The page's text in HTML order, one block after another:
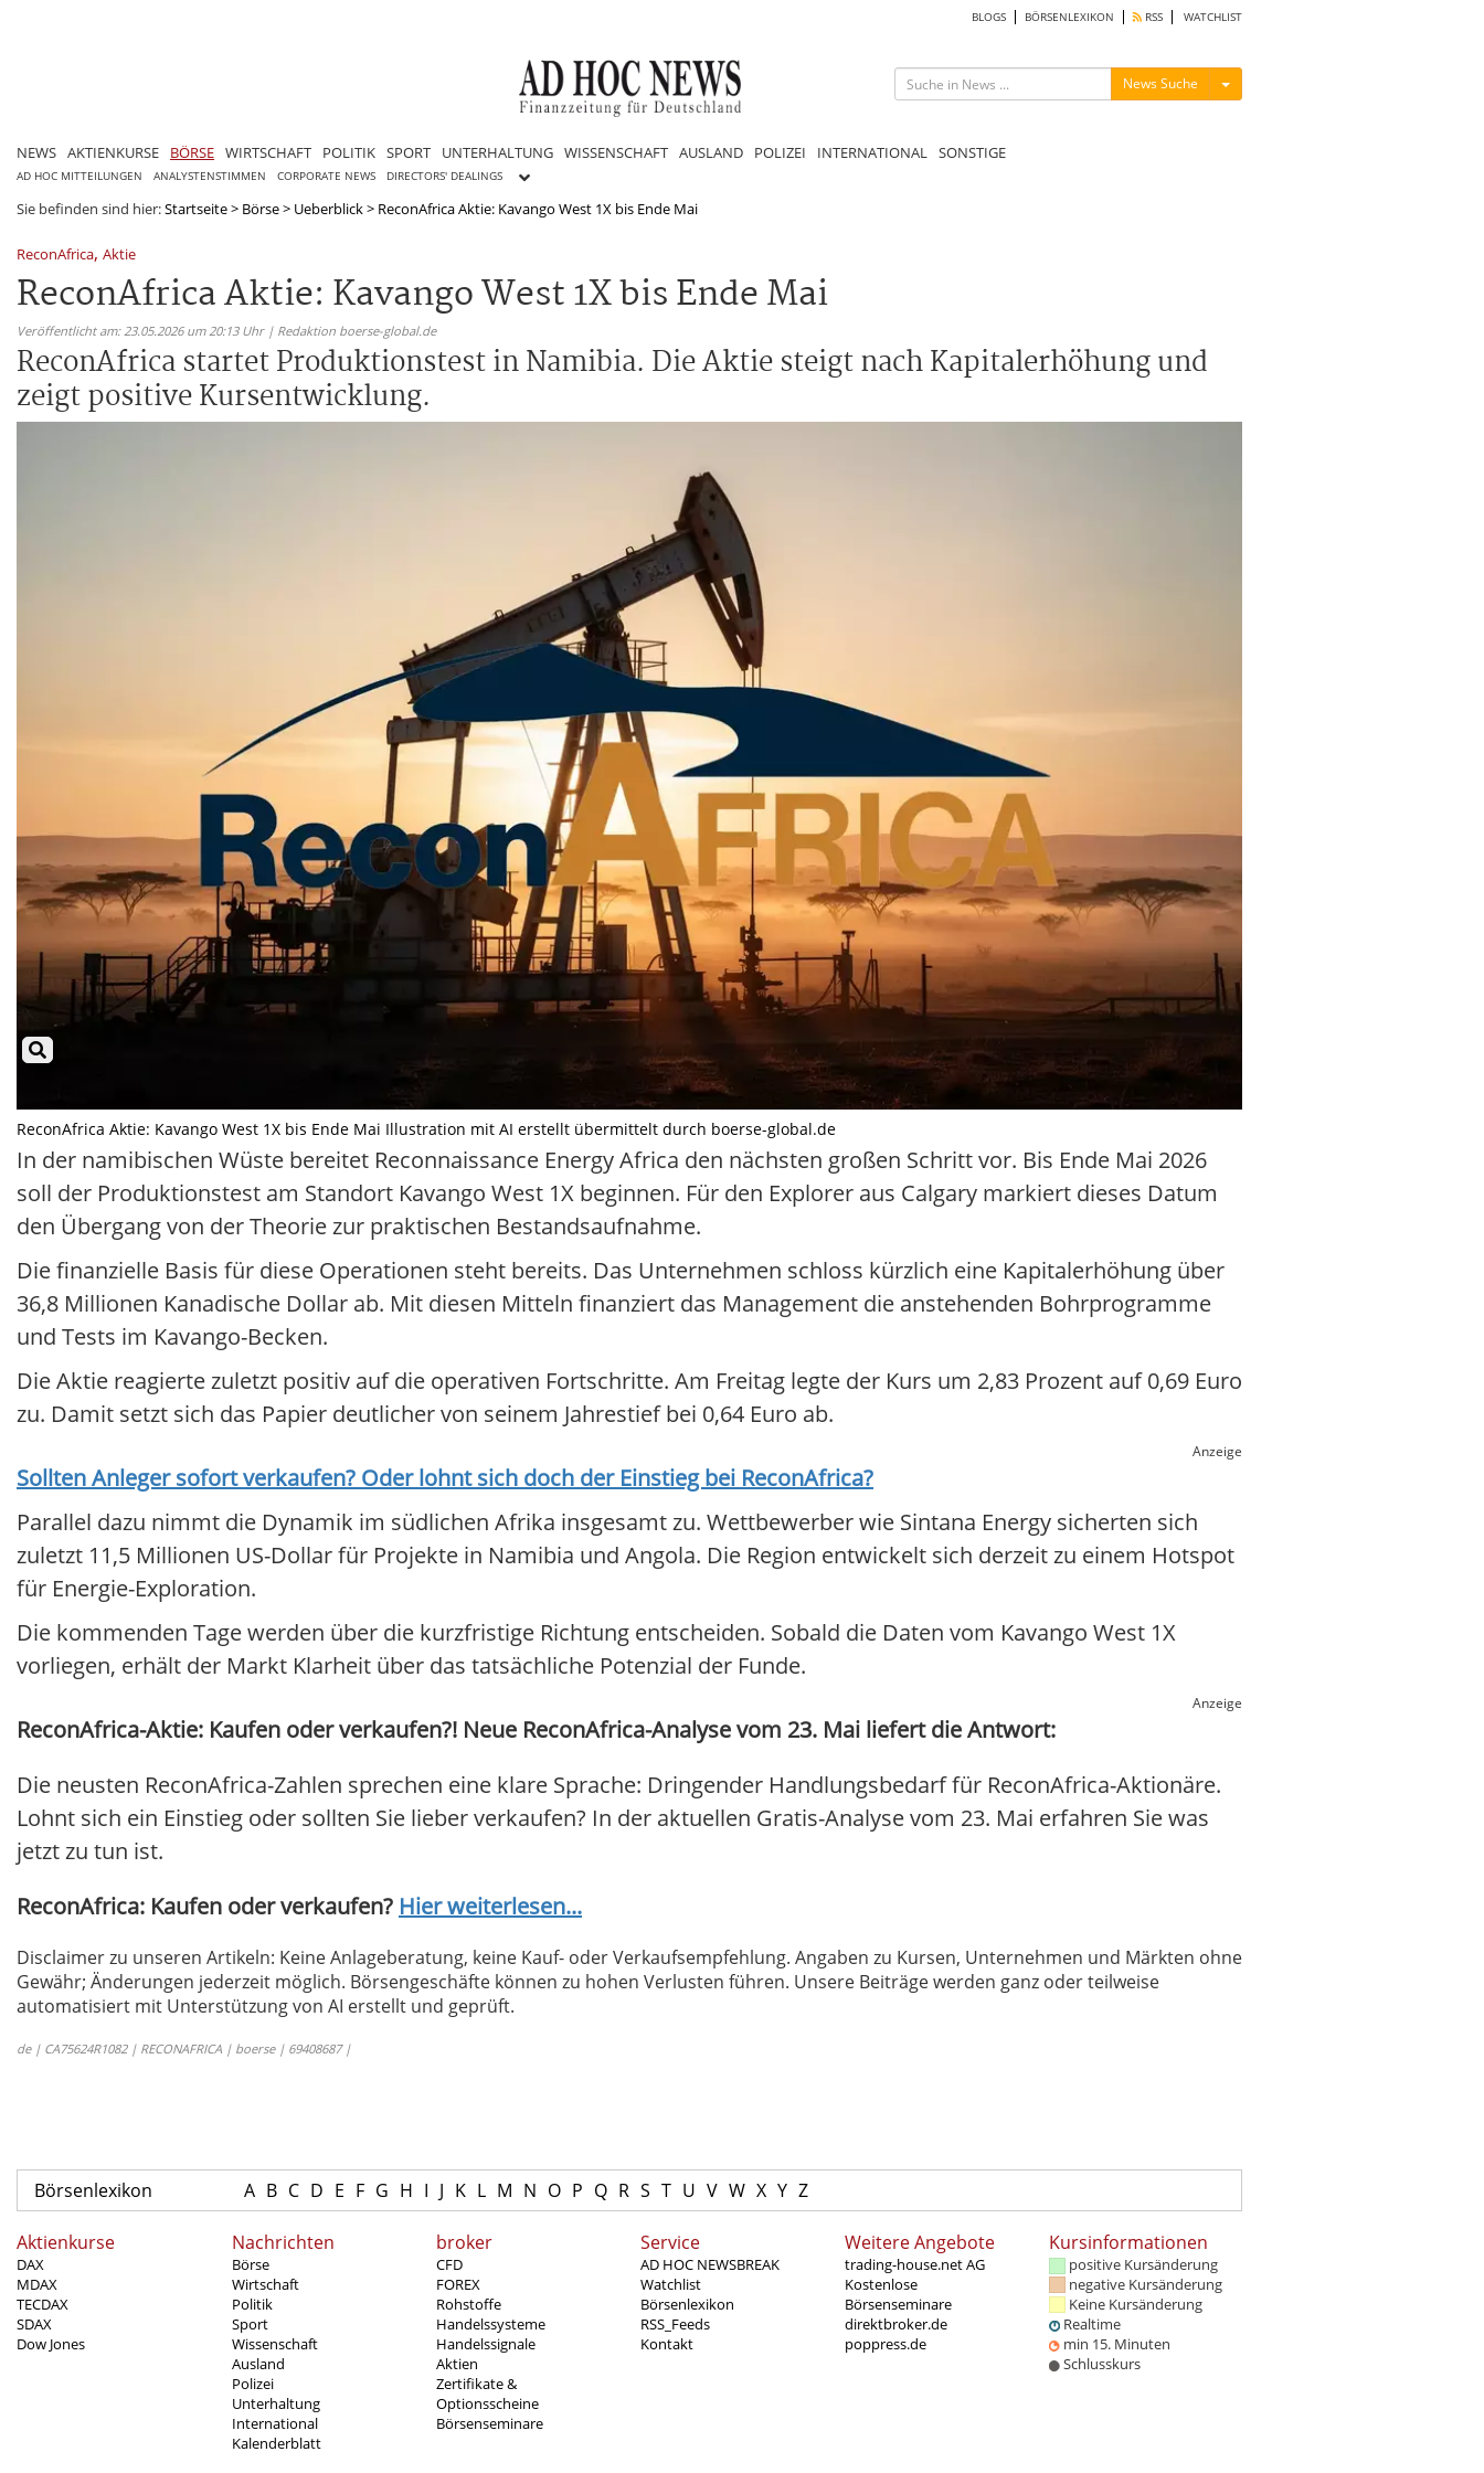
BLOGS BÖRSENLEXIKON RSS WATCHLIST
News Suche Menü ein-/ausblenden
NEWS AKTIENKURSE BÖRSE WIRTSCHAFT POLITIK SPORT UNTERHALTUNG WISSENSCHAFT AUSLAND POLIZEI INTERNATIONAL SONSTIGE
AD HOC MITTEILUNGEN ANALYSTENSTIMMEN CORPORATE NEWS DIRECTORS' DEALINGS
Sie befinden sind hier:Startseite> Börse> Ueberblick> ReconAfrica Aktie: Kavango West 1X bis Ende Mai
ReconAfrica, Aktie
ReconAfrica Aktie: Kavango West 1X bis Ende Mai
Veröffentlicht am: 23.05.2026 um 20:13 Uhr | Redaktion boerse-global.de
ReconAfrica startet Produktionstest in Namibia. Die Aktie steigt nach Kapitalerhöhung und
zeigt positive Kursentwicklung.
ReconAfrica Aktie: Kavango West 1X bis Ende Mai Illustration mit AI erstellt übermittelt durch boerse-global.de
In der namibischen Wüste bereitet Reconnaissance Energy Africa den nächsten großen Schritt vor. Bis Ende Mai 2026
soll der Produktionstest am Standort Kavango West 1X beginnen. Für den Explorer aus Calgary markiert dieses Datum
den Übergang von der Theorie zur praktischen Bestandsaufnahme.
Die finanzielle Basis für diese Operationen steht bereits. Das Unternehmen schloss kürzlich eine Kapitalerhöhung über
36,8 Millionen Kanadische Dollar ab. Mit diesen Mitteln finanziert das Management die anstehenden Bohrprogramme
und Tests im Kavango-Becken.
Die Aktie reagierte zuletzt positiv auf die operativen Fortschritte. Am Freitag legte der Kurs um 2,83 Prozent auf 0,69 Euro
zu. Damit setzt sich das Papier deutlicher von seinem Jahrestief bei 0,64 Euro ab.
Anzeige
Sollten Anleger sofort verkaufen? Oder lohnt sich doch der Einstieg bei ReconAfrica?
Parallel dazu nimmt die Dynamik im südlichen Afrika insgesamt zu. Wettbewerber wie Sintana Energy sicherten sich
zuletzt 11,5 Millionen US-Dollar für Projekte in Namibia und Angola. Die Region entwickelt sich derzeit zu einem Hotspot
für Energie-Exploration.
Die kommenden Tage werden über die kurzfristige Richtung entscheiden. Sobald die Daten vom Kavango West 1X
vorliegen, erhält der Markt Klarheit über das tatsächliche Potenzial der Funde.
Anzeige
ReconAfrica-Aktie: Kaufen oder verkaufen?! Neue ReconAfrica-Analyse vom 23. Mai liefert die Antwort:
Die neusten ReconAfrica-Zahlen sprechen eine klare Sprache: Dringender Handlungsbedarf für ReconAfrica-Aktionäre.
Lohnt sich ein Einstieg oder sollten Sie lieber verkaufen? In der aktuellen Gratis-Analyse vom 23. Mai erfahren Sie was
jetzt zu tun ist.
ReconAfrica: Kaufen oder verkaufen? Hier weiterlesen...
Disclaimer zu unseren Artikeln: Keine Anlageberatung, keine Kauf- oder Verkaufsempfehlung. Angaben zu Kursen, Unternehmen und Märkten ohne
Gewähr; Änderungen jederzeit möglich. Börsengeschäfte können zu hohen Verlusten führen. Unsere Beiträge werden ganz oder teilweise
automatisiert mit Unterstützung von AI erstellt und geprüft.
de | CA75624R1082 | RECONAFRICA | boerse | 69408687 |
Börsenlexikon A B C D E F G H I J K L M N O P Q R S T U V W X Y Z
Aktienkurse
DAX
MDAX
TECDAX
SDAX
Dow Jones
Nachrichten
Börse
Wirtschaft
Politik
Sport
Wissenschaft
Ausland
Polizei
Unterhaltung
International
Kalenderblatt
broker
CFD
FOREX
Rohstoffe
Handelssysteme
Handelssignale
Aktien
Zertifikate &
Optionsscheine
Börsenseminare
Service
AD HOC NEWSBREAK
Watchlist
Börsenlexikon
RSS_Feeds
Kontakt
Weitere Angebote
trading-house.net AG
Kostenlose
Börsenseminare
direktbroker.de
poppress.de
Kursinformationen
positive Kursänderung
negative Kursänderung
Keine Kursänderung
Realtime
min 15. Minuten
Schlusskurs